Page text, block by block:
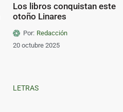
Los libros conquistan este
otoño Linares
Por: Redacción
20 octubre 2025
LETRAS